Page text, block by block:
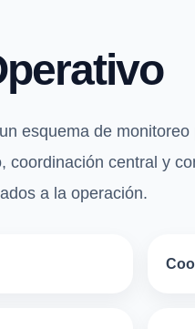
esquema de
coordinación central y
a la operación.